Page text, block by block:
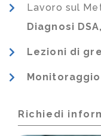
Lavoro sul
Diagnosi
Lezioni di
Richiedi